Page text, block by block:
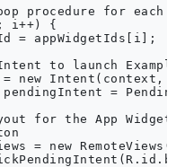
procedure for each
i++) {
= appWidgetIds[i];
to launch
new Intent(context,
=
for the App Widget
= new